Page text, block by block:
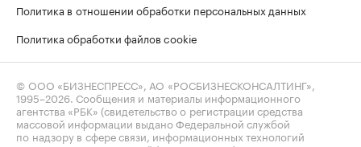
Политика в отношении обработки персональных данных
Политика обработки файлов cookie
© ООО «БИЗНЕСПРЕСС», АО «РОСБИЗНЕСКОНСАЛТИНГ»,
1995–2026 . Сообщения и материалы информационного
агентства «РБК» (свидетельство о регистрации средства
массовой информации выдано Федеральной службой
по надзору в сфере связи, информационных технологий